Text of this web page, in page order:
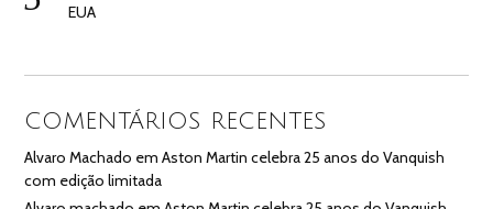
EUA
COMENTÁRIOS RECENTES
Alvaro Machado emAston Martin celebra 25 anos do Vanquish
com edição limitada